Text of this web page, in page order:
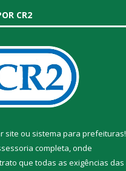
CR2
site ou sistema para prefeituras!
completa, onde
que todas as exigências das